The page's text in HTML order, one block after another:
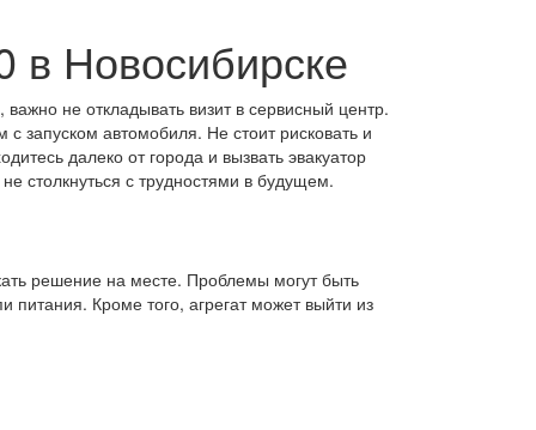
в Новосибирске
не откладывать визит в сервисный центр.
запуском автомобиля. Не стоит рисковать и
далеко от города и вызвать эвакуатор
столкнуться с трудностями в будущем.
решение на месте. Проблемы могут быть
Кроме того, агрегат может выйти из